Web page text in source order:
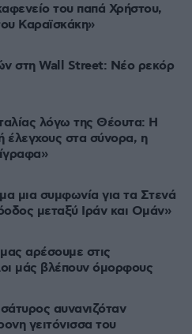
του παπά Χρήστου,
Καραϊσκάκη»
στη Wall Street: Νέο ρεκόρ
λόγω της Θέουτα: Η
έλεγχους στα σύνορα, η
μεταξύ Ιράν και Ομάν»
αρέσουμε στις
μάς βλέπουν όμορφους
αυνανιζόταν
γειτόνισσα του